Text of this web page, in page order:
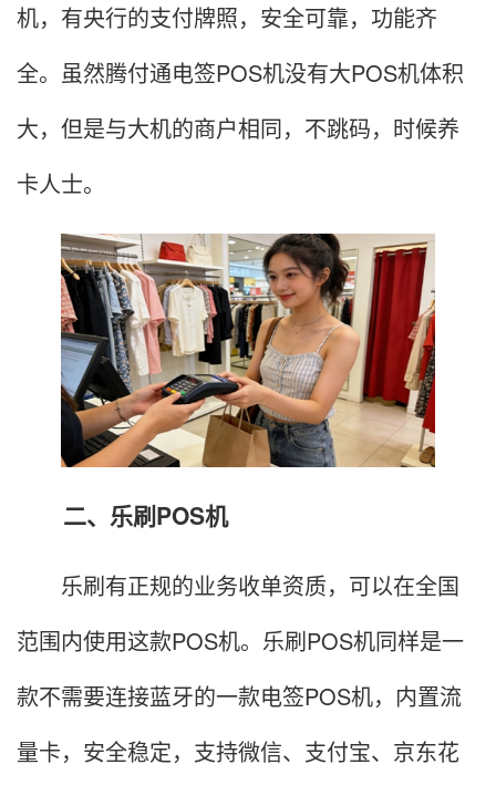
机，有央行的支付牌照，安全可靠，功能齐
全。虽然腾付通电签POS机没有大POS机体积
大，但是与大机的商户相同，不跳码，时候养
卡人士。
二、乐刷POS机
乐刷有正规的业务收单资质，可以在全国
范围内使用这款POS机。乐刷POS机同样是一
款不需要连接蓝牙的一款电签POS机，内置流
量卡，安全稳定，支持微信、支付宝、京东花